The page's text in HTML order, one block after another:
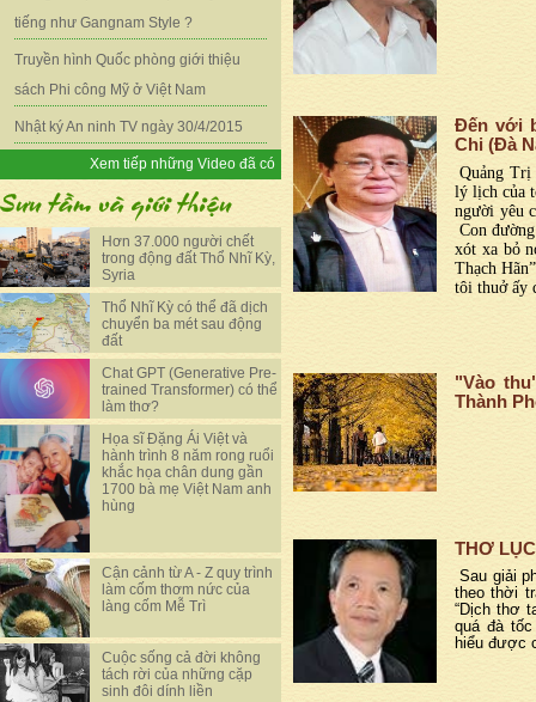
tiếng như Gangnam Style ?
Truyền hình Quốc phòng giới thiệu
sách Phi công Mỹ ở Việt Nam
Nhật ký An ninh TV ngày 30/4/2015
Xem tiếp những Video đã có
Hơn 37.000 người chết
trong động đất Thổ Nhĩ Kỳ,
Syria
Thổ Nhĩ Kỳ có thể đã dịch
chuyển ba mét sau động
đất
Chat GPT (Generative Pre-
trained Transformer) có thể
làm thơ?
Họa sĩ Đặng Ái Việt và
hành trình 8 năm rong ruổi
khắc họa chân dung gần
1700 bà mẹ Việt Nam anh
hùng
Cận cảnh từ A - Z quy trình
làm cốm thơm nức của
làng cốm Mễ Trì
Cuộc sống cả đời không
tách rời của những cặp
sinh đôi dính liền
Đến với
Chi (Đà
Quảng Trị
lý lịch của
người yêu
Con
xót xa bỏ
Thạch
tôi thuở ấy
"Vào
Thành
THƠ
Sau giải
theo thời
“Dịch thơ
quá đà
hiểu được